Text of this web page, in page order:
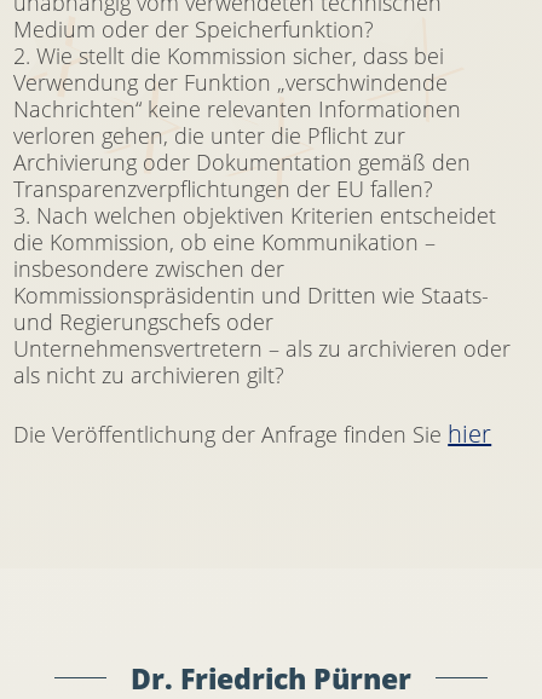
Medium oder der Speicherfunktion?
Wie stellt die Kommission sicher, dass bei
Verwendung der Funktion „verschwindende
Nachrichten“ keine relevanten Informationen
verloren gehen, die unter die Pflicht zur
Archivierung oder Dokumentation gemäß den
Transparenzverpflichtungen der EU fallen?
Nach welchen objektiven Kriterien entscheidet
die Kommission, ob eine Kommunikation –
insbesondere zwischen der
Kommissionspräsidentin und Dritten wie Staats-
und Regierungschefs oder
Unternehmensvertretern – als zu archivieren oder
als nicht zu archivieren gilt?
Die Veröffentlichung der Anfrage finden Sie hier
Dr. Friedrich Pürner